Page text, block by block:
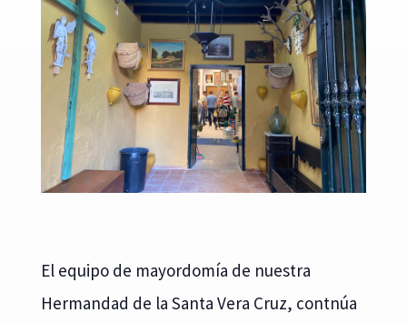
El equipo de mayordomía de nuestra
Hermandad de la Santa Vera Cruz, contnúa